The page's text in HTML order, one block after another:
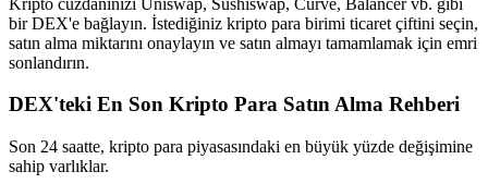
Kopya Tüccarı Olun
bir DEX'e bağlayın. İstediğiniz kripto para birimi ticaret çiftini seçin,
satın alma miktarını onaylayın ve satın almayı tamamlamak için emri
sonlandırın.
DEX'teki En Son Kripto Para Satın Alma Rehberi
Son 24 saatte, kripto para piyasasındaki en büyük yüzde değişimine
sahip varlıklar.